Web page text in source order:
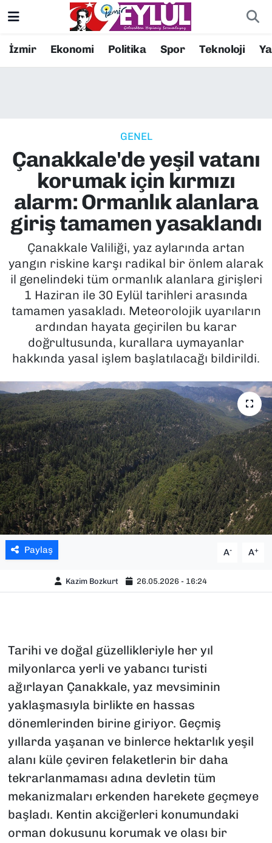
İzmir Ekonomi Politika Spor Teknoloji
GENEL
Çanakkale'de yeşil vatanı
korumak için kırmızı
alarm: Ormanlık alanlara
giriş tamamen yasaklandı
Çanakkale Valiliği, yaz aylarında artan
yangın riskine karşı radikal bir önlem alarak
il genelindeki tüm ormanlık alanlara girişleri
1 Haziran ile 30 Eylül tarihleri arasında
tamamen yasakladı. Meteorolojik uyarıların
ardından hayata geçirilen bu karar
doğrultusunda, kurallara uymayanlar
hakkında yasal işlem başlatılacağı bildirildi.
Paylaş A- A+
Kazim Bozkurt 26.05.2026 - 16:24
Tarihi ve doğal güzellikleriyle her yıl
milyonlarca yerli ve yabancı turisti
ağırlayan Çanakkale, yaz mevsiminin
yaklaşmasıyla birlikte en hassas
dönemlerinden birine giriyor. Geçmiş
yıllarda yaşanan ve binlerce hektarlık yeşil
alanı küle çeviren felaketlerin bir daha
tekrarlanmaması adına devletin tüm
mekanizmaları erkenden harekete geçmeye
başladı. Kentin akciğerleri konumundaki
orman dokusunu korumak ve olası bir
Resmi İlanlar
EKONOMİ
KÜLTÜR SANAT
MAGAZİN
POLİTİKA
SAĞLIK
SPOR
TEKNOLOJİ
YAŞAM
YEREL YÖNETİMLER
Konak Nöbetçi Eczaneler
Süper Lig Puan Durumu ve Fikstür
Tüm Manşetler
Son Dakika Haberleri
Haber Arşivi